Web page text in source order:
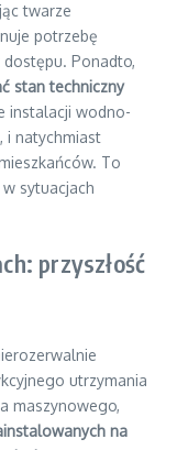
twarze
potrzebę
Ponadto,
stan techniczny
instalacji wodno-
i natychmiast
To
w sytuacjach
przyszłość
utrzymania
maszynowego,
na